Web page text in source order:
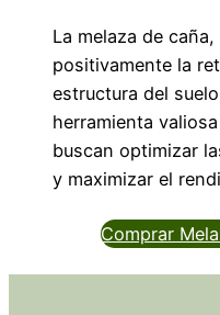
La melaza de
positivamente la
estructura del
herramienta
buscan optimizar
y maximizar el
Comprar